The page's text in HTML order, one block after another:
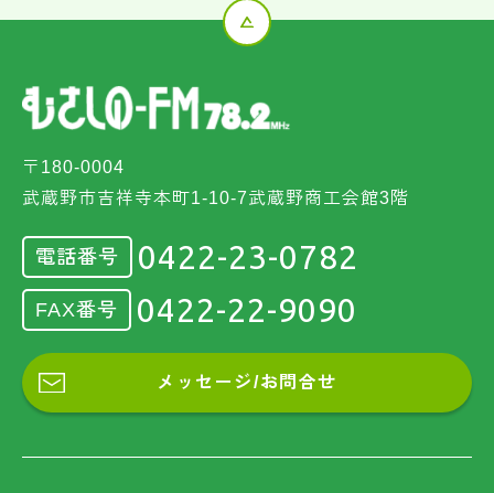
〒180-0004
武蔵野市吉祥寺本町1-10-7武蔵野商工会館3階
電話番号 0422-23-0782
FAX番号 0422-22-9090
メッセージ/お問合せ